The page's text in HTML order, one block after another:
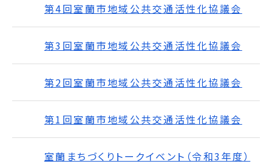
第4回室蘭市地域公共交通活性化協議会
第3回室蘭市地域公共交通活性化協議会
第2回室蘭市地域公共交通活性化協議会
第1回室蘭市地域公共交通活性化協議会
室蘭まちづくりトークイベント（令和3年度）